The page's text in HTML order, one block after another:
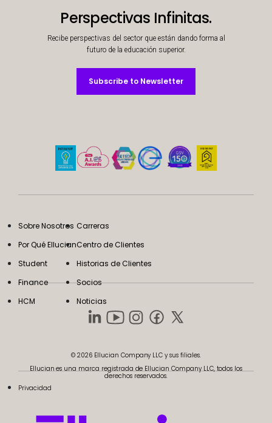
Perspectivas Infinitas.
Recibe perspectivas del sector que están dando forma al
futuro de la educación superior.
Subscribe to Newsletter
Subscribe to Newsletter
Sobre Nosotros
Por Qué Ellucian
Student
Finance
HCM
Carreras
Centro de Clientes
Historias de Clientes
Socios
Noticias
© 2026 Ellucian Company LLC y sus filiales.
Ellucian es una marca registrada de Ellucian Company LLC, todos los
derechos reservados.
Privacidad